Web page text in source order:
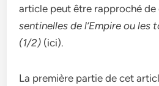
article peut être rapproché de
sentinelles de l’Empire ou les
(1/2) (ici).
La première partie de cet